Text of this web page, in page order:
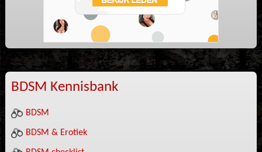
BDSM Kennisbank
BDSM
BDSM & Erotiek